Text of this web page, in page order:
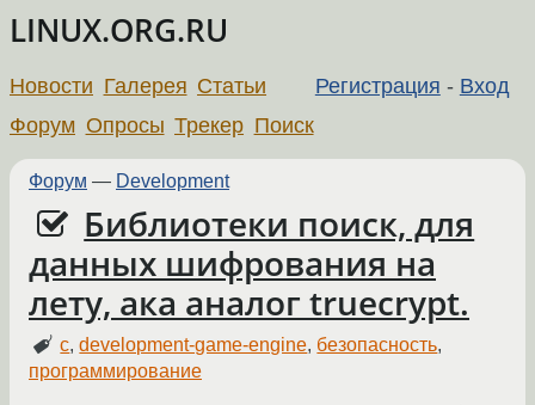
LINUX.ORG.RU
Регистрация - Вход
Новости Галерея Статьи
Форум Опросы Трекер Поиск
Форум — Development
Библиотеки поиск, для
данных шифрования на
лету, ака аналог truecrypt.
c,development-game-engine, безопасность,
программирование